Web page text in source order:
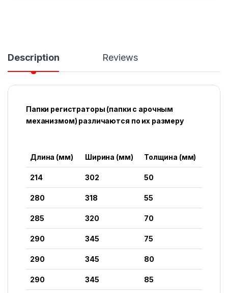
Description Reviews
Папки регистраторы (папки с арочным
механизмом) различаются по их размеру
Длина (мм) Ширина (мм) Толщина (мм)
214 302 50
280 318 55
285 320 70
290 345 75
290 345 80
290 345 85